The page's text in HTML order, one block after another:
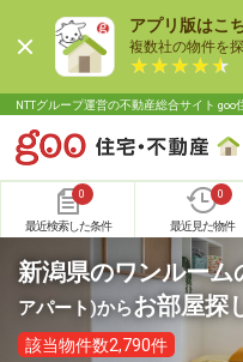
アプリ版はこ
複数社の物件を
NTTグループ運営の不動産総合サイト goo
0
最近検索した条件
0
最近見た物件
新潟県のワンルーム
アパート)からお部屋探
該当物件数2,790件